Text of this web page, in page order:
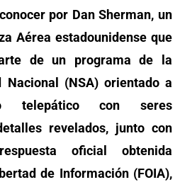
por Dan Sherman, un
Aérea estadounidense que
de un programa de la
Nacional (NSA) orientado a
telepático con seres
revelados, junto con
oficial obtenida
de Información (FOIA),